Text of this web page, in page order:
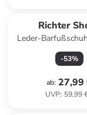
Richter
Leder-
in Blau
-53%
ab: 27,99
UVP: 59,99